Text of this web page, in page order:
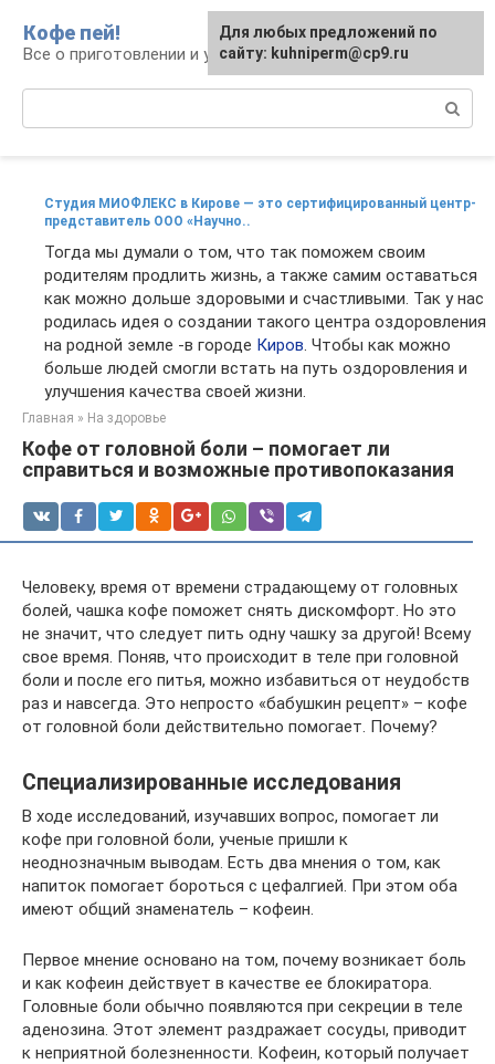
контенту
Кофе пей!
Все о приготовлении и употреблении кофе
Студия МИОФЛЕКС в Кирове — это сертифицированный центр-
представитель ООО «Научно..
Тогда мы думали о том, что так поможем своим
родителям продлить жизнь, а также самим оставаться
как можно дольше здоровыми и счастливыми. Так у нас
родилась идея о создании такого центра оздоровления
на родной земле -в городе Киров. Чтобы как можно
больше людей смогли встать на путь оздоровления и
улучшения качества своей жизни.
Главная » На здоровье
Кофе от головной боли – помогает ли
справиться и возможные противопоказания
Человеку, время от времени страдающему от головных
болей, чашка кофе поможет снять дискомфорт. Но это
не значит, что следует пить одну чашку за другой! Всему
свое время. Поняв, что происходит в теле при головной
боли и после его питья, можно избавиться от неудобств
раз и навсегда. Это непросто «бабушкин рецепт» – кофе
от головной боли действительно помогает. Почему?
Специализированные исследования
В ходе исследований, изучавших вопрос, помогает ли
кофе при головной боли, ученые пришли к
неоднозначным выводам. Есть два мнения о том, как
напиток помогает бороться с цефалгией. При этом оба
имеют общий знаменатель – кофеин.
Первое мнение основано на том, почему возникает боль
и как кофеин действует в качестве ее блокиратора.
Головные боли обычно появляются при секреции в теле
аденозина. Этот элемент раздражает сосуды, приводит
к неприятной болезненности. Кофеин, который получает
Для любых предложений по
сайту: kuhniperm@cp9.ru